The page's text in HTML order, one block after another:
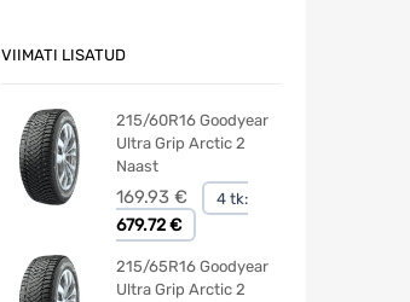
VIIMATI LISATUD
215/60R16 Goodyear
Ultra Grip Arctic 2
Naast
169.93 € 4 tk:
679.72 €
215/65R16 Goodyear
Ultra Grip Arctic 2